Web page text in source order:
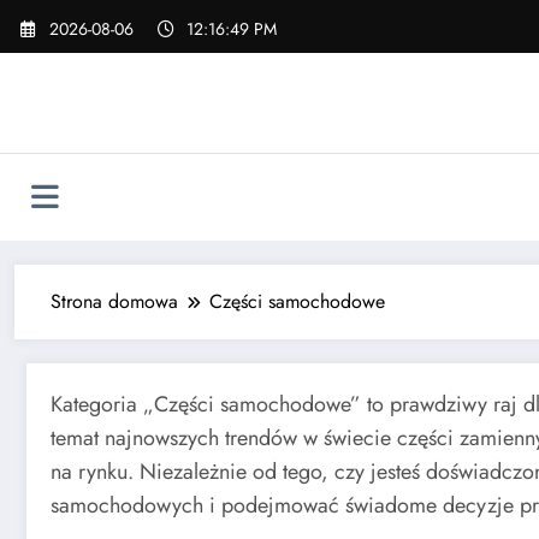
Skip
2026-08-06 12:16:50 PM
Strona domowa Części samochodowe
Kategoria „Części samochodowe” to prawdziwy raj
temat najnowszych trendów w świecie części
na rynku. Niezależnie od tego, czy jesteś
samochodowych i podejmować świadome decyzje